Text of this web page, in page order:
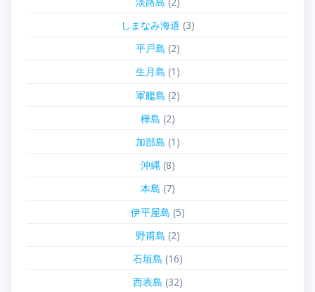
しまなみ海道 (3)
平戸島 (2)
生月島 (1)
軍艦島 (2)
樺島 (2)
加部島 (1)
沖縄(8)
本島 (7)
伊平屋島 (5)
野甫島 (2)
石垣島 (16)
西表島 (32)